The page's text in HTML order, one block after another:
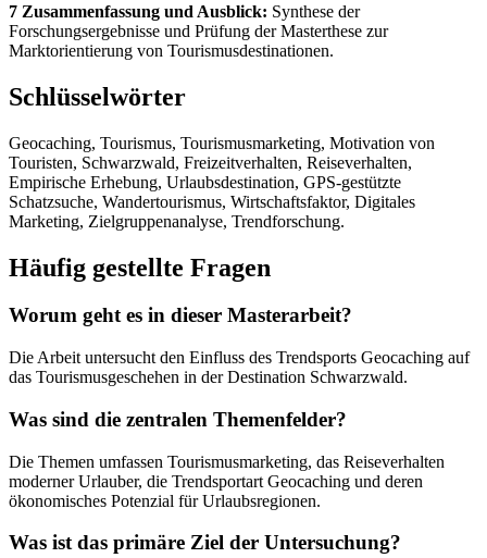
7 Zusammenfassung und Ausblick: Synthese der
Forschungsergebnisse und Prüfung der Masterthese zur
Marktorientierung von Tourismusdestinationen.
Schlüsselwörter
Geocaching, Tourismus, Tourismusmarketing, Motivation von
Touristen, Schwarzwald, Freizeitverhalten, Reiseverhalten,
Empirische Erhebung, Urlaubsdestination, GPS-gestützte
Schatzsuche, Wandertourismus, Wirtschaftsfaktor, Digitales
Marketing, Zielgruppenanalyse, Trendforschung.
Häufig gestellte Fragen
Worum geht es in dieser Masterarbeit?
Die Arbeit untersucht den Einfluss des Trendsports Geocaching auf
das Tourismusgeschehen in der Destination Schwarzwald.
Was sind die zentralen Themenfelder?
Die Themen umfassen Tourismusmarketing, das Reiseverhalten
moderner Urlauber, die Trendsportart Geocaching und deren
ökonomisches Potenzial für Urlaubsregionen.
Was ist das primäre Ziel der Untersuchung?